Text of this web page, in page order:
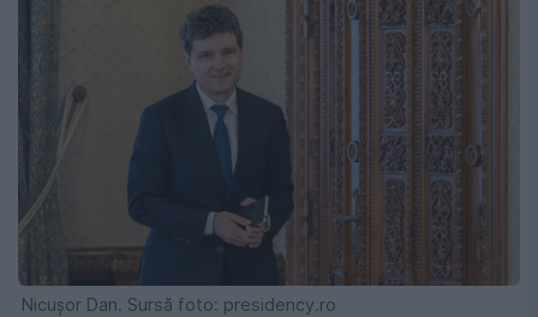
Nicușor Dan. Sursă foto: presidency.ro